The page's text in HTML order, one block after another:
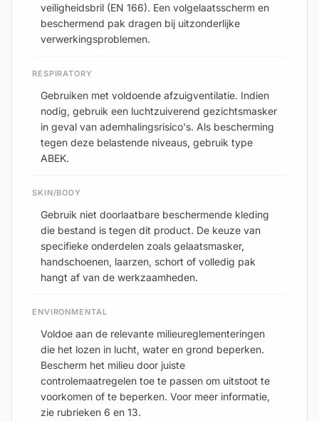
veiligheidsbril (EN 166). Een volgelaatsscherm en
beschermend pak dragen bij uitzonderlijke
verwerkingsproblemen.
RESPIRATORY
Gebruiken met voldoende afzuigventilatie. Indien
nodig, gebruik een luchtzuiverend gezichtsmasker
in geval van ademhalingsrisico's. Als bescherming
tegen deze belastende niveaus, gebruik type
ABEK.
SKIN/BODY
Gebruik niet doorlaatbare beschermende kleding
die bestand is tegen dit product. De keuze van
specifieke onderdelen zoals gelaatsmasker,
handschoenen, laarzen, schort of volledig pak
hangt af van de werkzaamheden.
ENVIRONMENTAL
Voldoe aan de relevante milieureglementeringen
die het lozen in lucht, water en grond beperken.
Bescherm het milieu door juiste
controlemaatregelen toe te passen om uitstoot te
voorkomen of te beperken. Voor meer informatie,
zie rubrieken 6 en 13.